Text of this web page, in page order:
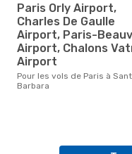
Paris Orly Airport,
Charles De Gaulle
Airport, Paris-
Airport, Chalons
Airport
Pour les vols de Paris à Santa
Barbara